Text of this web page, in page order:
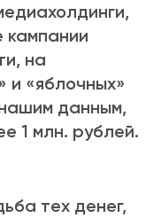
кампании
на
и «яблочных»
данным,
1 млн. рублей.
тех денег,